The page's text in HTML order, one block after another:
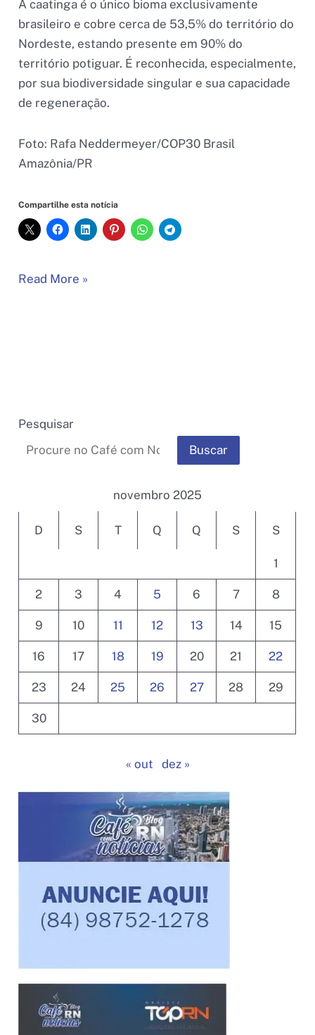
A caatinga é o único bioma exclusivamente
brasileiro e cobre cerca de 53,5% do território do
Nordeste, estando presente em 90% do
território potiguar. É reconhecida, especialmente,
por sua biodiversidade singular e sua capacidade
de regeneração.
Foto: Rafa Neddermeyer/COP30 Brasil
Amazônia/PR
Compartilhe esta notícia
Governadora
a
durante
Read More »
Pesquisar
Buscar
novembro 2025
D S T Q Q S S
1
2 3 4 5 6 7 8
9 10 11 12 13 14 15
16 17 18 19 20 21 22
23 24 25 26 27 28 29
30
« out dez »